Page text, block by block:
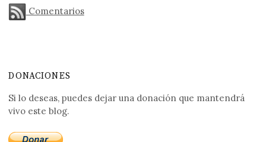
Comentarios
DONACIONES
Si lo deseas, puedes dejar una donación que mantendrá
vivo este blog.